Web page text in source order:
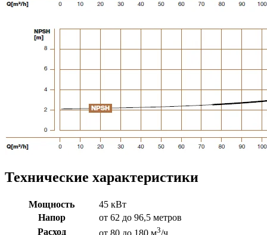
Технические характеристики
Мощность
45 кВт
Напор
от 62 до 96,5 метров
Расход
3